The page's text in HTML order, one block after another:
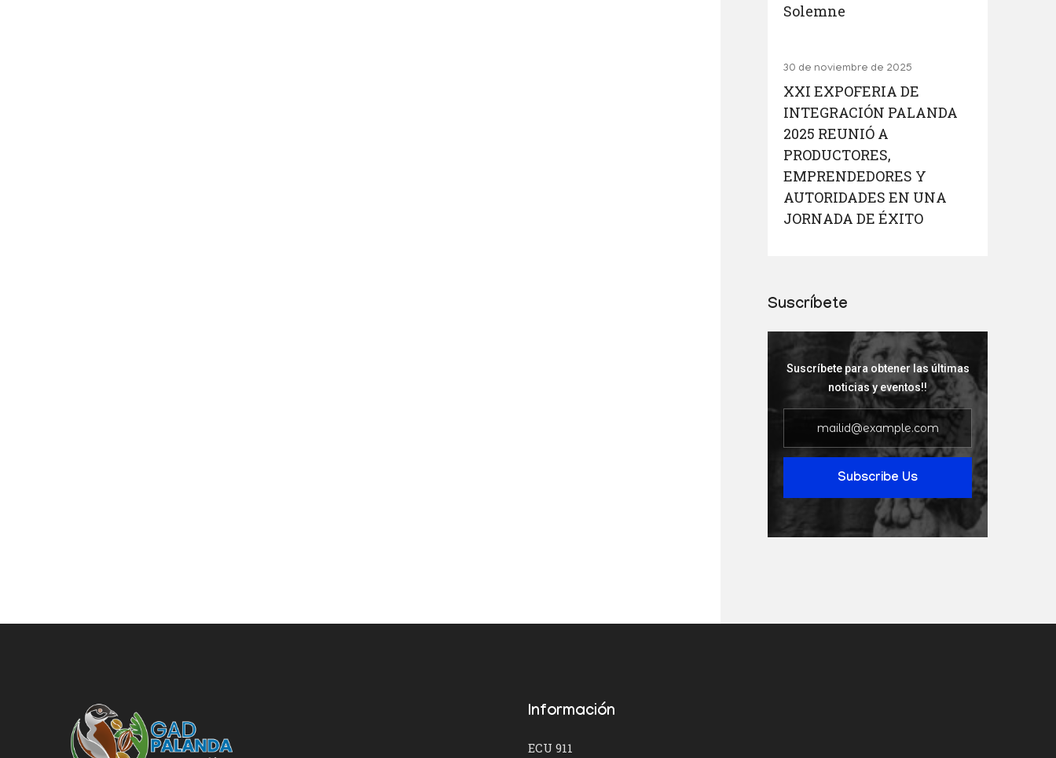
Solemne
30 de noviembre de 2025
XXI EXPOFERIA DE
INTEGRACIÓN PALANDA
2025 REUNIÓ A
PRODUCTORES,
EMPRENDEDORES Y
AUTORIDADES EN UNA
JORNADA DE ÉXITO
Suscríbete
Suscríbete para obtener las últimas
noticias y eventos!!
Subscribe Us
Información
ECU 911